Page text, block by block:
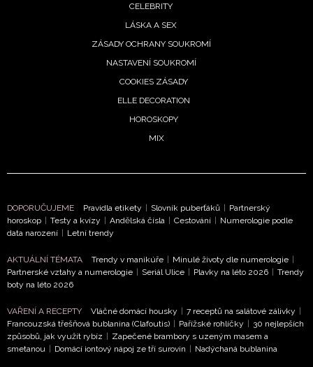
CELEBRITY
LÁSKA A SEX
ZÁSADY OCHRANY SOUKROMÍ
NASTAVENÍ SOUKROMÍ
COOKIES ZÁSADY
ELLE DECORATION
HOROSKOPY
MIX
DOPORUČUJEME Pravidla etikety | Slovník puberťáků | Partnerský
horoskop | Testy a kvízy | Andělská čísla | Cestování | Numerologie podle
data narození | Letní trendy
AKTUÁLNÍ TÉMATA Trendy v manikúře | Minulé životy dle numerologie |
Partnerské vztahy a numerologie | Seriál Ulice | Plavky na léto 2026 | Trendy
boty na léto 2026
VAŘENÍ A RECEPTY Vláčné domácí housky | 7 receptů na salátové zálivky |
Francouzská třešňová bublanina (Clafoutis) | Pařížské rohlíčky | 30 nejlepších
způsobů, jak využít rybíz | Zapečené brambory s uzeným masem a
smetanou | Domácí iontový nápoj ze tří surovin | Nadýchaná bublanina